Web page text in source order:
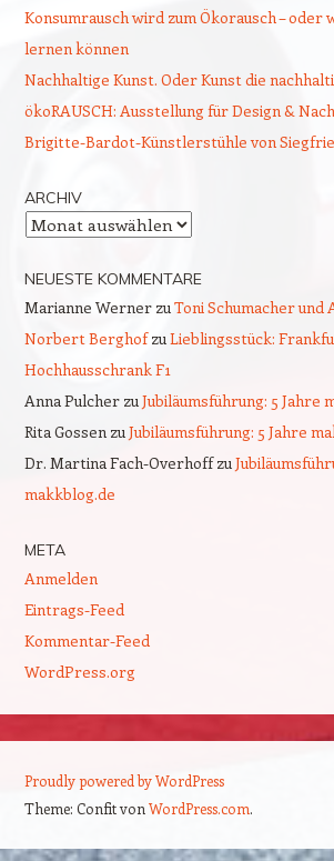
Konsumrausch wird zum Ökorausch – oder
lernen können
Nachhaltige Kunst. Oder Kunst die
ökoRAUSCH: Ausstellung für Design &
Brigitte-Bardot-Künstlerstühle von
ARCHIV
Archiv
NEUESTE KOMMENTARE
Marianne WernerzuToni Schumacher und
Norbert BerghofzuLieblingsstück:
Hochhausschrank F1
Anna PulcherzuJubiläumsführung: 5 Jahre
Rita GossenzuJubiläumsführung: 5 Jahre
Dr. Martina Fach-Overhoffzu
makkblog.de
META
Anmelden
Eintrags-Feed
Kommentar-Feed
WordPress.org
Proudly powered by WordPress
Theme: Confit von WordPress.com.